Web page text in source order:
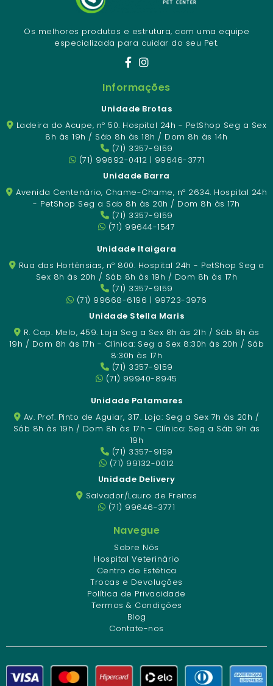
Os melhores produtos e estrutura, com uma equipe
especializada para cuidar do seu Pet.
Informações
Unidade Brotas
Ladeira do Acupe, nº 50. Hospital 24h - PetShop Seg a Sex
8h às 19h / Sáb 8h às 18h / Dom 8h às 14h
(71) 3357-9159
(71) 99692-0412 | 99646-3771
Unidade Barra
Avenida Centenário, Chame-Chame, nº 2634. Hospital 24h
- PetShop Seg a Sab 8h às 20h / Dom 8h às 17h
(71) 3357-9159
(71) 99644-1547
Unidade Itaigara
Rua das Hortênsias, nº 800. Hospital 24h - PetShop Seg a
Sex 8h às 20h / Sáb 8h às 19h / Dom 8h às 17h
(71) 3357-9159
(71) 99668-6196 | 99723-3976
Unidade Stella Maris
R. Cap. Melo, 459. Loja Seg a Sex 8h às 21h / Sáb 8h às
19h / Dom 8h às 17h - Clínica: Seg a Sex 8:30h às 20h / Sáb
8:30h às 17h
(71) 3357-9159
(71) 99940-8945
Unidade Patamares
Av. Prof. Pinto de Aguiar, 317. Loja: Seg a Sex 7h às 20h /
Sáb 8h às 19h / Dom 8h às 17h - Clínica: Seg a Sáb 9h às
19h
(71) 3357-9159
(71) 99132-0012
Unidade Delivery
Salvador/Lauro de Freitas
(71) 99646-3771
Navegue
Sobre Nós
Hospital Veterinário
Centro de Estética
Trocas e Devoluções
Política de Privacidade
Termos & Condições
Blog
Contate-nos